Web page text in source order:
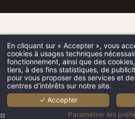
En cliquant sur « Accepter », vous
cookies à usages techniques
fonctionnement, ainsi que des
tiers, à des fins statistiques, de
pour vous proposer des services et
centres d’intérêts sur notre site.
✓ Accepter
Paramétrer les